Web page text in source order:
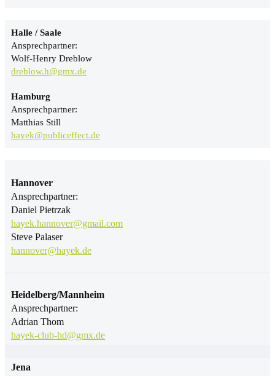
Halle / Saale
Ansprechpartner:
Wolf-Henry Dreblow
dreblow.h@gmx.de
Hamburg
Ansprechpartner:
Matthias Still
hayek@publiceffect.de
Hannover
Ansprechpartner:
Daniel Pietrzak
hayek.hannover@gmail.com
Steve Palaser
hannover@hayek.de
Heidelberg/Mannheim
Ansprechpartner:
Adrian Thom
hayek-club-hd@gmx.de
Jena